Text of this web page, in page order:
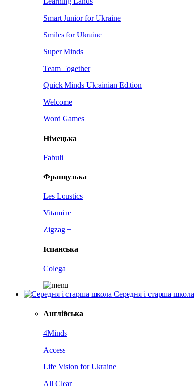
Smart Junior for Ukraine
Smiles for Ukraine
Super Minds
Team Together
Quick Minds Ukrainian Edition
Welcome
Word Games
Німецька
Fabuli
Французька
Les Loustics
Vitamine
Zigzag +
Іспанська
Colega
Середня і старша школа
Англійська
4Minds
Access
Life Vision for Ukraine
All Clear